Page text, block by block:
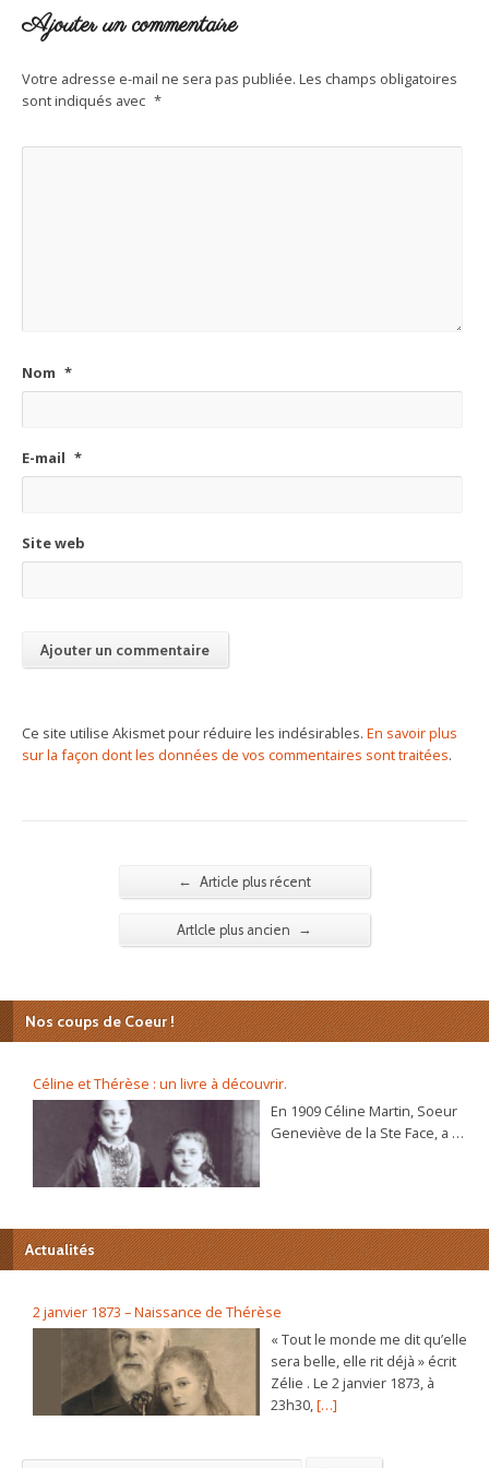
Ajouter un commentaire
Votre adresse e-mail ne sera pas publiée. Les champs obligatoires
sont indiqués avec *
Nom *
E-mail *
Site web
Ce site utilise Akismet pour réduire les indésirables. En savoir plus
sur la façon dont les données de vos commentaires sont traitées.
← Article plus récent
Artlcle plus ancien →
Nos coups de Coeur !
Céline et Thérèse : un livre à découvrir.
En 1909 Céline Martin, Soeur
Geneviève de la Ste Face, a 40
béatification va s’ouvrir
bientôt. C’est alors que la
demande d’écrire sa propre
autobiographie. Dans ce récit
plein de vie et d’humour elle
raconte, de sa naissance à sa
vie au Carmel, les chemins
déroutants par lesquels
L’autobiographie inédite de
Actualités
2 janvier 1873 – Naissance de Thérèse
« Tout le monde me dit qu’elle
sera belle, elle rit déjà » écrit
Zélie . Le 2 janvier 1873, à
23h30,[…]